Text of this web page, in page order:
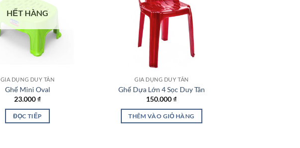
HẾT HÀNG
GIA DỤNG DUY TÂN
Ghế Mini Oval
23.000₫
ĐỌC TIẾP
GIA DỤNG DUY TÂN
Ghế Dựa Lớn 4 Sọc Duy Tân
150.000₫
THÊM VÀO GIỎ HÀNG